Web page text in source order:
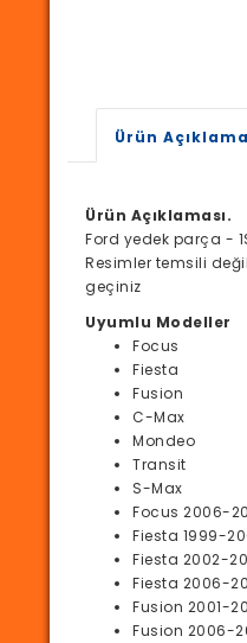
Ürün
Ürün Açıklaması.
Ford yedek parça -
Resimler temsili
geçiniz
Uyumlu Modeller
Focus
Fiesta
Fusion
C-Max
Mondeo
Transit
S-Max
Focus 2006-
Fiesta 1999-
Fiesta 2002-
Fiesta 2006-
Fusion 2001-
Fusion 2006-